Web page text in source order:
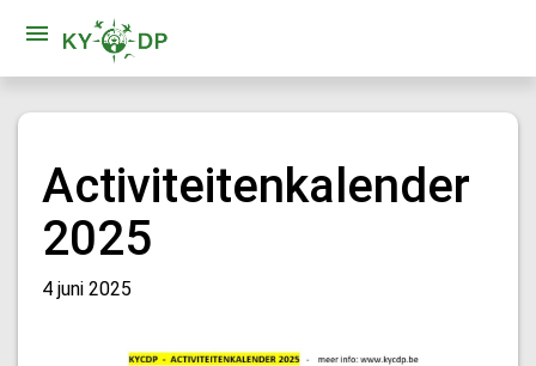
Activiteitenkalender
2025
4 juni 2025